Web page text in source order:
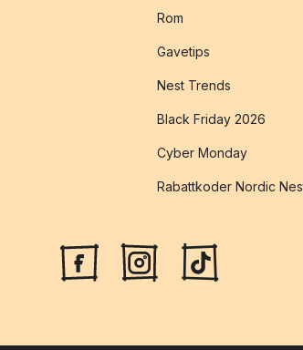
Rom
Gavetips
Nest Trends
Black Friday 2026
Cyber Monday
Rabattkoder Nordic